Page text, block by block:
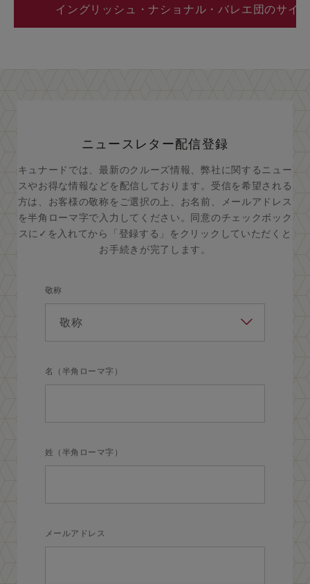
イングリッシュ・ナショナル・バレエ団のサイ
ニュースレター配信登録
キュナードでは、最新のクルーズ情報、弊社に関するニュー
スやお得な情報などを配信しております。受信を希望される
方は、お客様の敬称をご選択の上、お名前、メールアドレス
を半角ローマ字で入力してください。同意のチェックボック
スに✓を入れてから「登録する」をクリックしていただくと
お手続きが完了します。
敬称
名（半角ローマ字）
姓（半角ローマ字）
メールアドレス